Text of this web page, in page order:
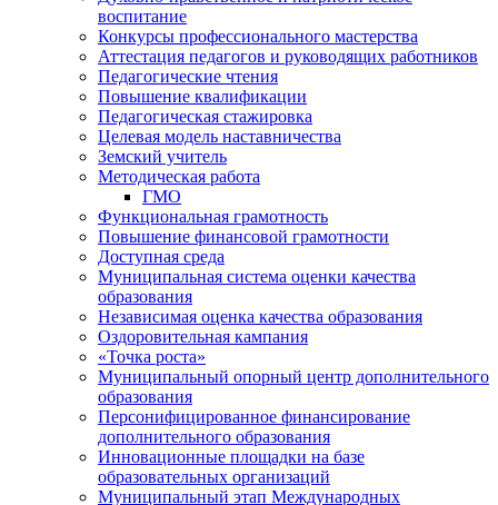
воспитание
Конкурсы профессионального мастерства
Аттестация педагогов и руководящих работников
Педагогические чтения
Повышение квалификации
Педагогическая стажировка
Целевая модель наставничества
Земский учитель
Методическая работа
ГМО
Функциональная грамотность
Повышение финансовой грамотности
Доступная среда
Муниципальная система оценки качества
образования
Независимая оценка качества образования
Оздоровительная кампания
«Точка роста»
Муниципальный опорный центр дополнительного
образования
Персонифицированное финансирование
дополнительного образования
Инновационные площадки на базе
образовательных организаций
Муниципальный этап Международных